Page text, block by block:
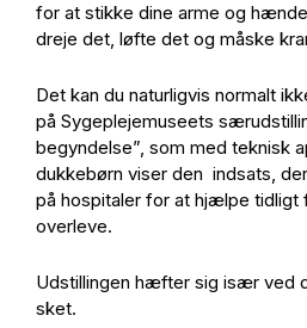
for at stikke dine arme og
dreje det, løfte det og måske
Det kan du naturligvis normalt
på Sygeplejemuseets
begyndelse”, som med teknisk
dukkebørn viser den indsats,
på hospitaler for at hjælpe
overleve.
Udstillingen hæfter sig især ved
sket.